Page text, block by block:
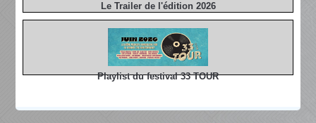
Le Trailer de l'édition 2026
Playlist du festival 33 TOUR